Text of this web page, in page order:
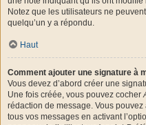
Notez que les utilisateurs ne
quelqu’un y a répondu.
Haut
Comment ajouter une signature à
Vous devez d’abord créer une
Une fois créée, vous pouvez cocher
rédaction de message. Vous
tous vos messages en activant